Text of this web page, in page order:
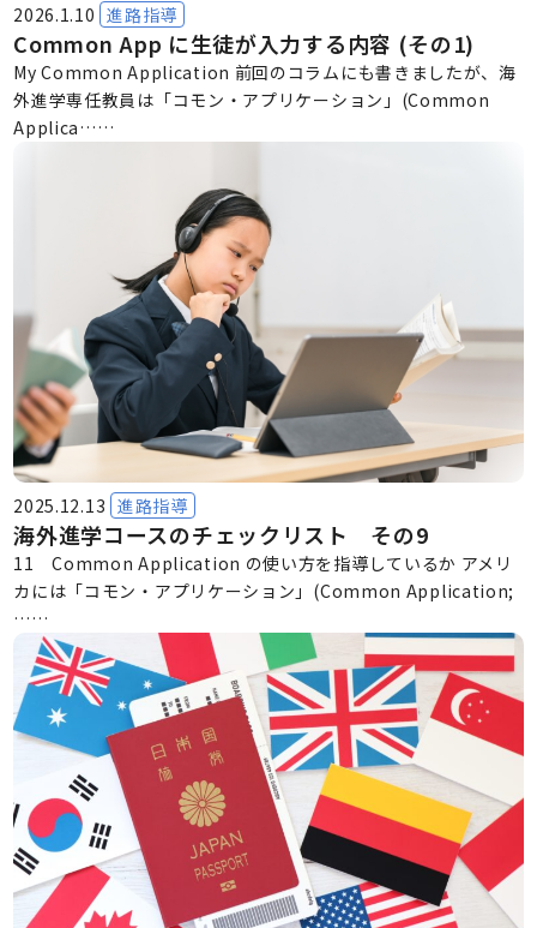
2026.1.10 進路指導
Common App に生徒が入力する内容 (その1)
My Common Application 前回のコラムにも書きましたが、海
外進学専任教員は「コモン・アプリケーション」(Common
Applica……
2025.12.13 進路指導
海外進学コースのチェックリスト その9
11 Common Application の使い方を指導しているか アメリ
カには「コモン・アプリケーション」(Common Application;
……